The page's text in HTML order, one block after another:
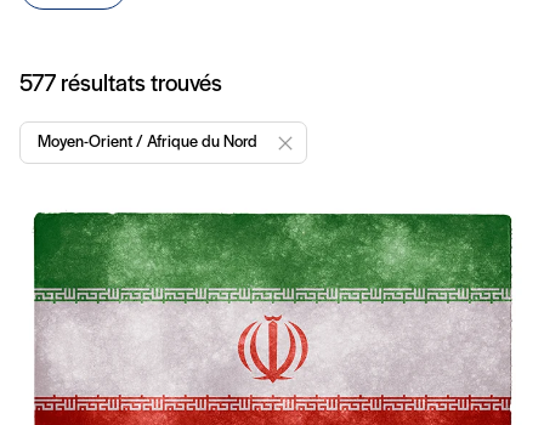
Articles
577 résultats trouvés
Moyen-Orient / Afrique du Nord
Enlever "Moyen-Orient / Afrique du